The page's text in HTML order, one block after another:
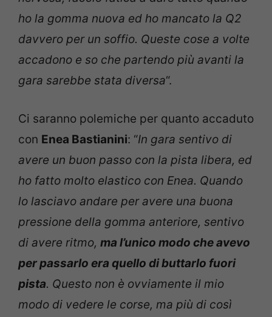
ho la gomma nuova ed ho mancato la Q2
davvero per un soffio. Queste cose a volte
accadono e so che partendo più avanti la
gara sarebbe stata diversa“.
Ci saranno polemiche per quanto accaduto
con Enea Bastianini: “In gara sentivo di
avere un buon passo con la pista libera, ed
ho fatto molto elastico con Enea. Quando
lo lasciavo andare per avere una buona
pressione della gomma anteriore, sentivo
di avere ritmo, ma l’unico modo che avevo
per passarlo era quello di buttarlo fuori
pista. Questo non è ovviamente il mio
modo di vedere le corse, ma più di così